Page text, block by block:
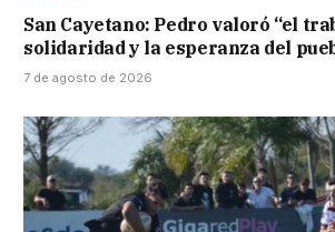
San Cayetano: Pedro valoró “el
solidaridad y la esperanza del
7 de agosto de 2026